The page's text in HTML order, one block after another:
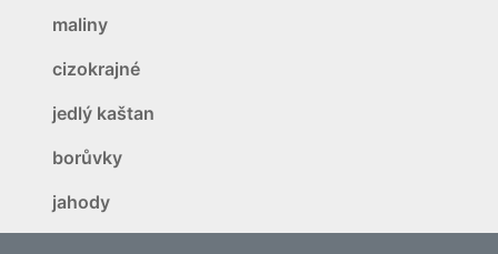
maliny
cizokrajné
jedlý kaštan
borůvky
jahody